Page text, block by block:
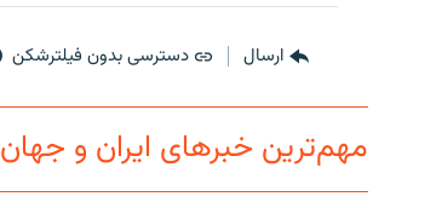
ارسال دسترسی بدون فیلترشکن
مهم‌ترین خبرهای ایران و جهان